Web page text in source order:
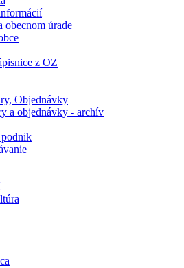
obecnom úrade
z OZ
Objednávky
a objednávky - archív